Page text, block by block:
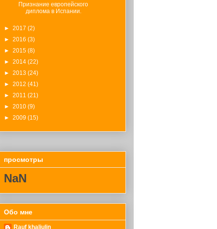
Признание европейского
диплома в Испании.
► 2017 (2)
► 2016 (3)
► 2015 (8)
► 2014 (22)
► 2013 (24)
► 2012 (41)
► 2011 (21)
► 2010 (9)
► 2009 (15)
просмотры
NaN
Обо мне
Rauf khaliulin